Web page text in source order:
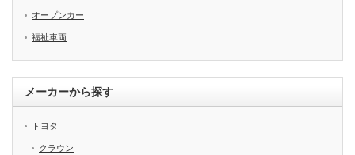
オープンカー
福祉車両
メーカーから探す
トヨタ
クラウン